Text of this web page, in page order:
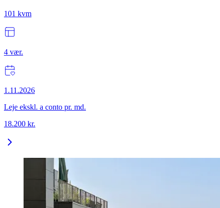
101 kvm
4 vær.
1.11.2026
Leje ekskl. a conto pr. md.
18.200 kr.